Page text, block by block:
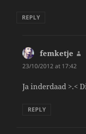
REPLY
femketje
23/10/2012 at 17:42
Ja inderdaad >.<
REPLY